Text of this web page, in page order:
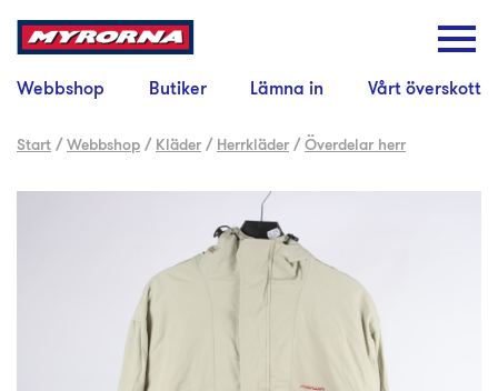
Webbshop Butiker Lämna in Vårt överskott
Start /Webbshop / Kläder / Herrkläder /Överdelar herr